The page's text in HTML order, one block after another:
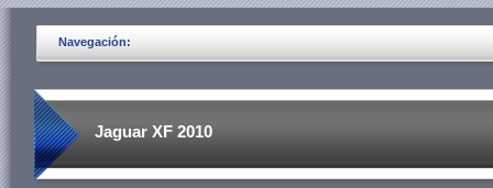
Navegación:
Jaguar XF 2010